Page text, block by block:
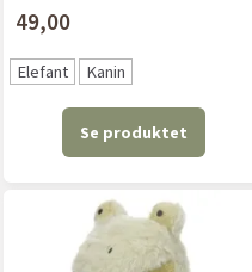
49,00
Elefant Kanin
Se produktet